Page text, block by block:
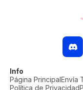
Info
Página PrincipalEnvía
Política de Privacidad